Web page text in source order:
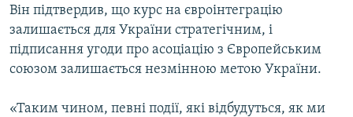
СВІДЧЕННЯ ОКУПАЦІЇ
УКРАЇНСЬКА ПРОБЛЕМА КРИМУ
ІНФОГРАФІКА
Qırımtatar
ДОЛУЧАЙСЯ!
Він підтвердив, що курс на євроінтеграцію
залишається для України стратегічним, і
підписання угоди про асоціацію з Європейським
союзом залишається незмінною метою України.
«Таким чином, певні події, які відбудуться, як ми